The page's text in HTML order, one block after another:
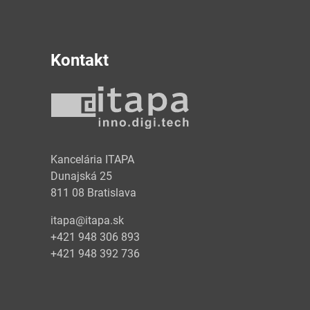
Kontakt
Kancelária ITAPA
Dunajská 25
811 08 Bratislava
itapa@itapa.sk
+421 948 306 893
+421 948 392 736